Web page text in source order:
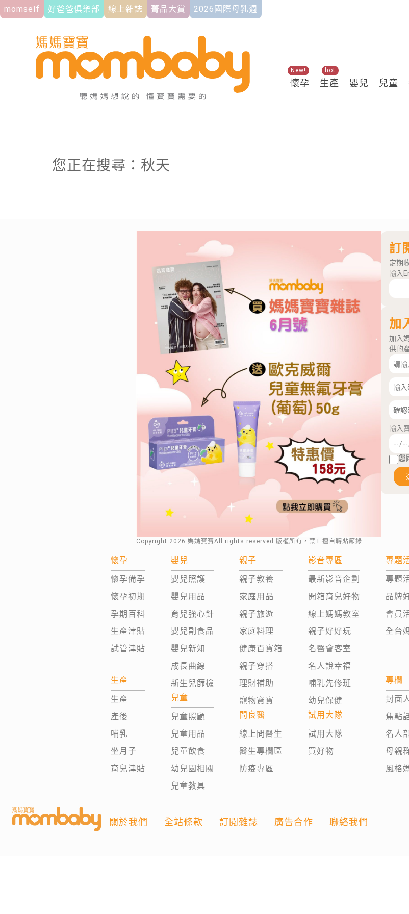
momself 好爸爸俱樂部 線上雜誌 菁品大賞 2026國際母乳週
懷孕
New!
生產
hot
嬰兒 兒童
關鍵熱搜
您正在搜尋：秋天
Copyright 2026 .媽媽寶寶All rights reserved.版權所有，禁止擅自轉貼節錄
訂
定期
輸入
加
加入
供的
輸入
您
懷孕
懷孕備孕
懷孕初期
孕期百科
生產津貼
試管津貼
生產
生產
產後
哺乳
坐月子
育兒津貼
嬰兒
嬰兒照護
嬰兒用品
育兒強心針
嬰兒副食品
嬰兒新知
成長曲線
新生兒篩檢
兒童
兒童照顧
兒童用品
兒童飲食
幼兒園相關
兒童教具
親子
親子教養
家庭用品
親子旅遊
家庭料理
健康百寶箱
親子穿搭
理財補助
寵物寶寶
問良醫
線上問醫生
醫生專欄區
防疫專區
影音專區
最新影音企劃
開箱育兒好物
線上媽媽教室
親子好好玩
名醫會客室
名人說幸福
哺乳先修班
幼兒保健
試用大隊
試用大隊
買好物
專題
專題
品牌
會員
全台
專欄
封面
焦點
名人
母親
風格
關於我們 全站條款 訂閱雜誌 廣告合作 聯絡我們